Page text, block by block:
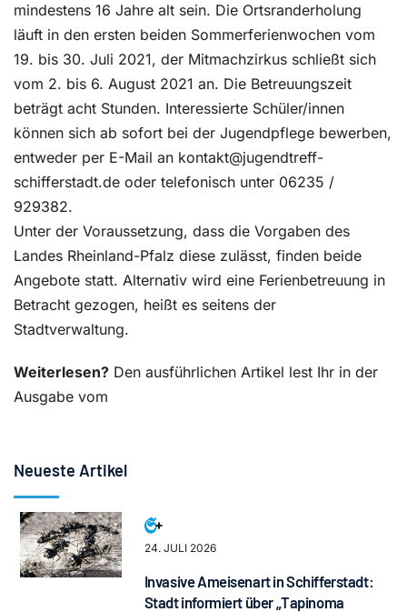
mindestens 16 Jahre alt sein. Die Ortsranderholung
läuft in den ersten beiden Sommerferienwochen vom
19. bis 30. Juli 2021, der Mitmachzirkus schließt sich
vom 2. bis 6. August 2021 an. Die Betreuungszeit
beträgt acht Stunden. Interessierte Schüler/innen
können sich ab sofort bei der Jugendpflege bewerben,
entweder per E-Mail an kontakt@jugendtreff-
schifferstadt.de oder telefonisch unter 06235 /
929382.
Unter der Voraussetzung, dass die Vorgaben des
Landes Rheinland-Pfalz diese zulässt, finden beide
Angebote statt. Alternativ wird eine Ferienbetreuung in
Betracht gezogen, heißt es seitens der
Stadtverwaltung.
Weiterlesen? Den ausführlichen Artikel lest Ihr in der
Ausgabe vom
Neueste Artikel
24. JULI 2026
Invasive Ameisenart in Schifferstadt:
Stadt informiert über „Tapinoma